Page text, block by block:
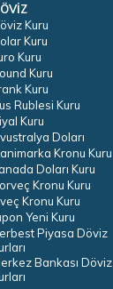
Kuru
Kuru
Kuru
Kuru
Kuru
Rublesi Kuru
Kuru
Doları
Kronu Kuru
Doları Kuru
Kronu Kuru
Kronu Kuru
Yeni Kuru
Piyasa Döviz
Bankası Döviz